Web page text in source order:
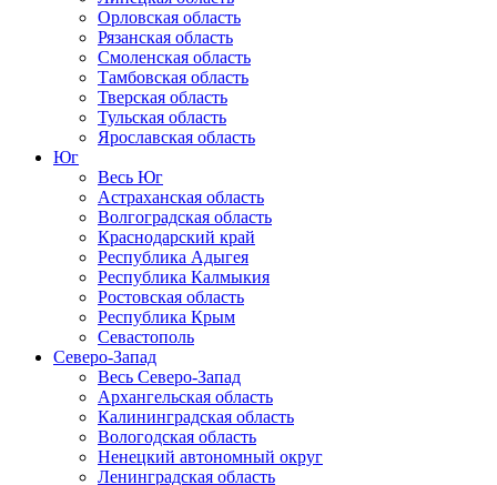
Орловская область
Рязанская область
Смоленская область
Тамбовская область
Тверская область
Тульская область
Ярославская область
Юг
Весь Юг
Астраханская область
Волгоградская область
Краснодарский край
Республика Адыгея
Республика Калмыкия
Ростовская область
Республика Крым
Севастополь
Северо-Запад
Весь Северо-Запад
Архангельская область
Калининградская область
Вологодская область
Ненецкий автономный округ
Ленинградская область